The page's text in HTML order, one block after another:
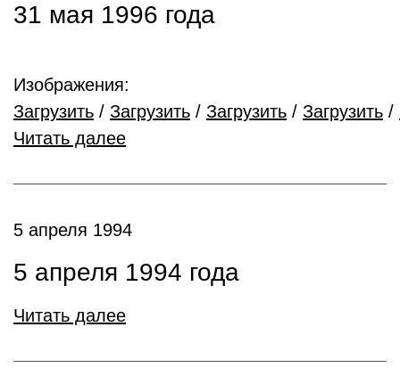
31 мая 1996 года
Изображения:
Загрузить / Загрузить / Загрузить / Загрузить /
Читать далее
5 апреля 1994
5 апреля 1994 года
Читать далее